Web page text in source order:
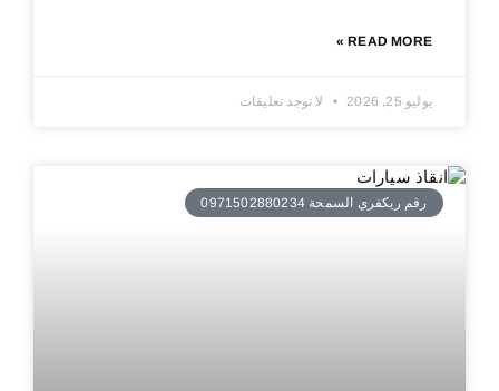
READ MORE »
يوليو 25, 2026 لا توجد تعليقات
رقم ريكفري السمحة 0971502880234